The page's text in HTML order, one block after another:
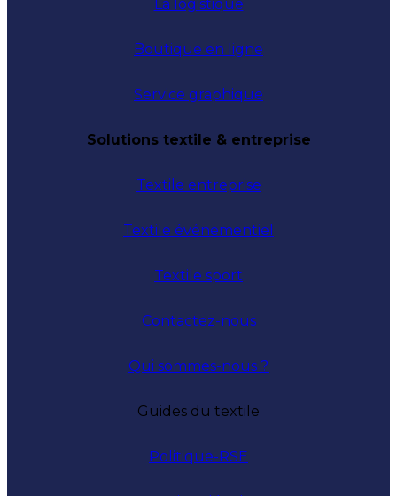
La logistique
Boutique en ligne
Service graphique
Solutions textile & entreprise
Textile entreprise
Textile événementiel
Textile sport
Contactez-nous
Qui sommes-nous ?
Guides du textile
Politique-RSE